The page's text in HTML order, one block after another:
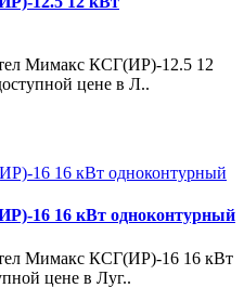
Мимакс КСГ(ИР)-12.5 12
цене в Л..
16 16 кВт одноконтурный
Мимакс КСГ(ИР)-16 16 кВт
цене в Луг..